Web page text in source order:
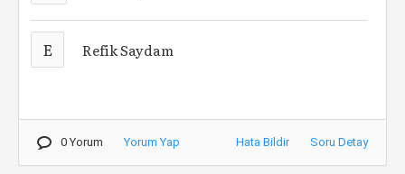
E Refik Saydam
0 Yorum Yorum Yap Hata Bildir Soru Detay